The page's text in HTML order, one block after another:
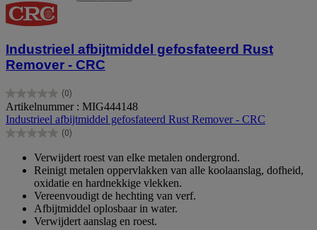
Industrieel afbijtmiddel gefosfateerd Rust
Remover - CRC
(0)
0.0
van
de
5
Artikelnummer : MIG444148
Industrieel afbijtmiddel gefosfateerd Rust Remover - CRC
(0)
0.0
sterren.
Verwijdert roest van elke metalen ondergrond.
Reinigt metalen oppervlakken van alle koolaanslag, dofheid,
oxidatie en hardnekkige vlekken.
Vereenvoudigt de hechting van verf.
Afbijtmiddel oplosbaar in water.
Verwijdert aanslag en roest.